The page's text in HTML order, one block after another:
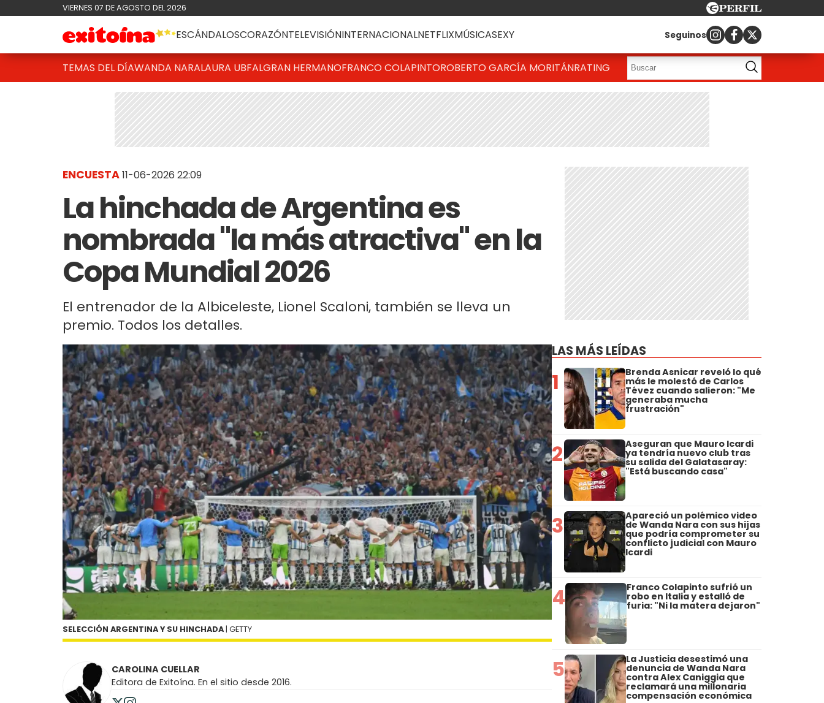
VIERNES 07 DE AGOSTO DEL 2026
ESCÁNDALOSCORAZÓNTELEVISIÓNINTERNACIONALNETFLIXMÚSICASEXY Seguinos
TEMAS DEL DÍAWANDA NARALAURA UBFALGRAN HERMANOFRANCO COLAPINTOROBERTO GARCÍA MORITÁNRATING
ENCUESTA11-06-2026 22:09
La hinchada de Argentina es
nombrada "la más atractiva" en la
Copa Mundial 2026
El entrenador de la Albiceleste, Lionel Scaloni, también se lleva un
premio. Todos los detalles.
SELECCIÓN ARGENTINA Y SU HINCHADA | GETTY
CAROLINA CUELLAR
Editora de Exitoína. En el sitio desde 2016.
LAS MÁS LEÍDAS
1 Brenda Asnicar reveló lo qué
más le molestó de Carlos
Tévez cuando salieron: "Me
generaba mucha
frustración"
2 Aseguran que Mauro Icardi
ya tendría nuevo club tras
su salida del Galatasaray:
"Está buscando casa"
3 Apareció un polémico video
de Wanda Nara con sus hijas
que podría comprometer su
conflicto judicial con Mauro
Icardi
4 Franco Colapinto sufrió un
robo en Italia y estalló de
furia: "Ni la matera dejaron"
5 La Justicia desestimó una
denuncia de Wanda Nara
contra Alex Caniggia que
reclamará una millonaria
compensación económica